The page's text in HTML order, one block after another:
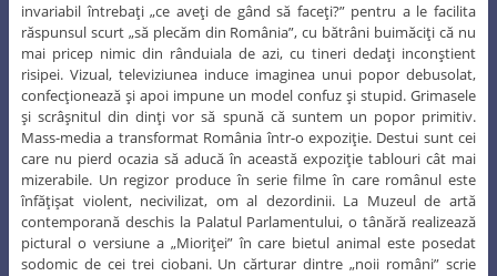
invariabil întrebaţi „ce aveţi de gând să faceţi?” pentru a le facilita
răspunsul scurt „să plecăm din România”, cu bătrâni buimăciţi că nu
mai pricep nimic din rânduiala de azi, cu tineri dedaţi inconştient
risipei. Vizual, televiziunea induce imaginea unui popor debusolat,
confecţionează şi apoi impune un model confuz şi stupid. Grimasele
şi scrâşnitul din dinţi vor să spună că suntem un popor primitiv.
Mass-media a transformat România într-o expoziţie. Destui sunt cei
care nu pierd ocazia să aducă în această expoziţie tablouri cât mai
mizerabile. Un regizor produce în serie filme în care românul este
înfăţişat violent, necivilizat, om al dezordinii. La Muzeul de artă
contemporană deschis la Palatul Parlamentului, o tânără realizează
pictural o versiune a „Mioriţei” în care bietul animal este posedat
sodomic de cei trei ciobani. Un cărturar dintre „noii români” scrie